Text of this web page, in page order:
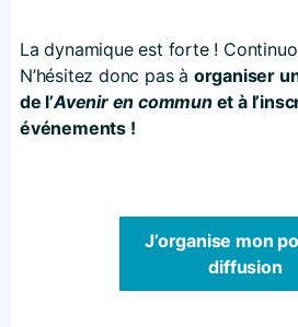
La dynamique est forte !
N’hésitez donc pas à organiser
de l’Avenir en communet à
événements !
J’organise mon
diffusion